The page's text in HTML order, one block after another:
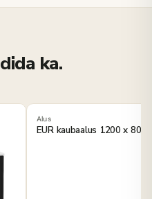
ka.
Alus
EUR kaubaalus 1200 x 800